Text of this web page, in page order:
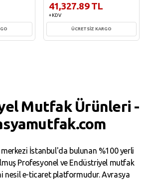
41,327.89 TL
+ KDV
ÜCRETSİZ KARGO
Mutfak Ürünleri -
İstanbul'da bulunan %100 yerli
Profesyonel ve Endüstriyel mutfak
nesil e-ticaret platformudur. Avrasya